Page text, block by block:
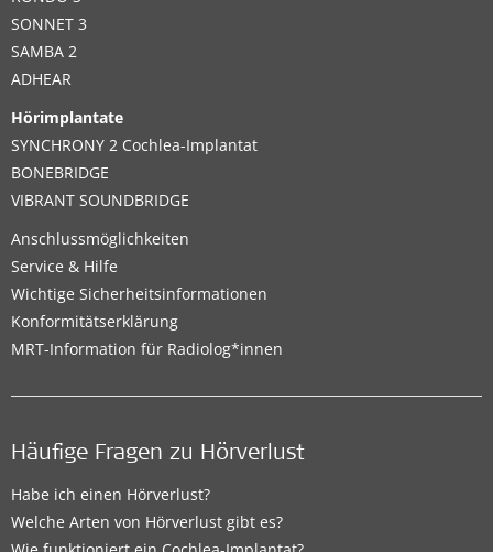
SONNET 3
SAMBA 2
ADHEAR
Hörimplantate
SYNCHRONY 2 Cochlea-Implantat
BONEBRIDGE
VIBRANT SOUNDBRIDGE
Anschlussmöglichkeiten
Service & Hilfe
Wichtige Sicherheitsinformationen
Konformitätserklärung
MRT-Information für Radiolog*innen
Häufige Fragen zu Hörverlust
Habe ich einen Hörverlust?
Welche Arten von Hörverlust gibt es?